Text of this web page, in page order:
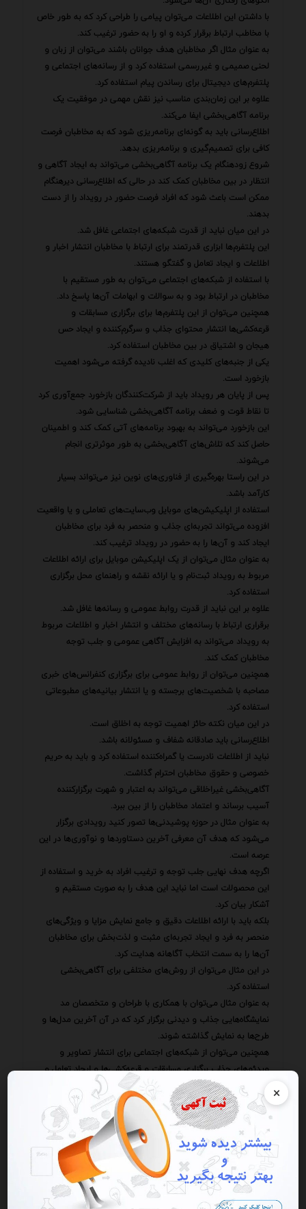
×
با داشتن این اطلاعات می‌توان پیامی را طراحی کرد که به طور خاص
با مخاطب ارتباط برقرار کرده و او را به حضور ترغیب کند.
به عنوان مثال اگر مخاطبان هدف جوانان باشند می‌توان از زبان و
لحنی صمیمی و غیررسمی استفاده کرد و از رسانه‌های اجتماعی و
پلتفرم‌های دیجیتال برای رساندن پیام استفاده کرد.
علاوه بر این زمان‌بندی مناسب نیز نقش مهمی در موفقیت یک
برنامه آگاهی‌بخشی ایفا می‌کند.
اطلاع‌رسانی باید به گونه‌ای برنامه‌ریزی شود که به مخاطبان فرصت
کافی برای تصمیم‌گیری و برنامه‌ریزی بدهد.
شروع زودهنگام یک برنامه آگاهی‌بخشی می‌تواند به ایجاد آگاهی و
انتظار در بین مخاطبان کمک کند در حالی که اطلاع‌رسانی دیرهنگام
ممکن است باعث شود که افراد فرصت حضور در رویداد را از دست
بدهند.
در این میان نباید از قدرت شبکه‌های اجتماعی غافل شد.
این پلتفرم‌ها ابزاری قدرتمند برای ارتباط با مخاطبان انتشار اخبار و
اطلاعات و ایجاد تعامل و گفتگو هستند.
با استفاده از شبکه‌های اجتماعی می‌توان به طور مستقیم با
مخاطبان در ارتباط بود و به سوالات و ابهامات آن‌ها پاسخ داد.
همچنین می‌توان از این پلتفرم‌ها برای برگزاری مسابقات و
قرعه‌کشی‌ها انتشار محتوای جذاب و سرگرم‌کننده و ایجاد حس
هیجان و اشتیاق در بین مخاطبان استفاده کرد.
یکی از جنبه‌های کلیدی که اغلب نادیده گرفته می‌شود اهمیت
بازخورد است.
پس از پایان هر رویداد باید از شرکت‌کنندگان بازخورد جمع‌آوری کرد
تا نقاط قوت و ضعف برنامه آگاهی‌بخشی شناسایی شود.
این بازخورد می‌تواند به بهبود برنامه‌های آتی کمک کند و اطمینان
حاصل کند که تلاش‌های آگاهی‌بخشی به طور موثرتری انجام
می‌شوند.
در این راستا بهره‌گیری از فناوری‌های نوین نیز می‌تواند بسیار
کارآمد باشد.
استفاده از اپلیکیشن‌های موبایل وب‌سایت‌های تعاملی و یا واقعیت
افزوده می‌تواند تجربه‌ای جذاب و منحصر به فرد برای مخاطبان
ایجاد کند و آن‌ها را به حضور در رویداد ترغیب کند.
به عنوان مثال می‌توان از یک اپلیکیشن موبایل برای ارائه اطلاعات
مربوط به رویداد ثبت‌نام و یا ارائه نقشه و راهنمای محل برگزاری
استفاده کرد.
علاوه بر این نباید از قدرت روابط عمومی و رسانه‌ها غافل شد.
برقراری ارتباط با رسانه‌های مختلف و انتشار اخبار و اطلاعات مربوط
به رویداد می‌تواند به افزایش آگاهی عمومی و جلب توجه
مخاطبان کمک کند.
همچنین می‌توان از روابط عمومی برای برگزاری کنفرانس‌های خبری
مصاحبه با شخصیت‌های برجسته و یا انتشار بیانیه‌های مطبوعاتی
استفاده کرد.
در این میان نکته حائز اهمیت توجه به اخلاق است.
اطلاع‌رسانی باید صادقانه شفاف و مسئولانه باشد.
نباید از اطلاعات نادرست یا گمراه‌کننده استفاده کرد و باید به حریم
خصوصی و حقوق مخاطبان احترام گذاشت.
آگاهی‌بخشی غیراخلاقی می‌تواند به اعتبار و شهرت برگزارکننده
آسیب برساند و اعتماد مخاطبان را از بین ببرد.
به عنوان مثال در حوزه پوشیدنی‌ها تصور کنید رویدادی برگزار
می‌شود که هدف آن معرفی آخرین دستاوردها و نوآوری‌ها در این
عرصه است.
اگرچه هدف نهایی جلب توجه و ترغیب افراد به خرید و استفاده از
این محصولات است اما نباید این هدف را به صورت مستقیم و
آشکار بیان کرد.
بلکه باید با ارائه اطلاعات دقیق و جامع نمایش مزایا و ویژگی‌های
منحصر به فرد و ایجاد تجربه‌ای مثبت و لذت‌بخش برای مخاطبان
آن‌ها را به سمت انتخاب آگاهانه هدایت کرد.
در این مثال می‌توان از روش‌های مختلفی برای آگاهی‌بخشی
استفاده کرد.
به عنوان مثال می‌توان با همکاری با طراحان و متخصصان مد
نمایشگاه‌هایی جذاب و دیدنی برگزار کرد که در آن آخرین مدل‌ها و
طرح‌ها به نمایش گذاشته شوند.
همچنین می‌توان از شبکه‌های اجتماعی برای انتشار تصاویر و
ویدئوهای جذاب برگزاری مسابقات و قرعه‌کشی‌ها و ایجاد تعامل و
گفتگو با مخاطبان استفاده کرد.
علاوه بر این می‌توان با برگزاری کارگاه‌ها و سمینارهای آموزشی
اطلاعات مفیدی در مورد نحوه انتخاب و استفاده از این محصولات
ارائه داد.
این کارگاه‌ها می‌توانند به مخاطبان کمک کنند تا نیازها و
خواسته‌های خود را بهتر بشناسند و محصولاتی را انتخاب کنند که
به بهترین شکل پاسخگوی این نیازها باشند.
باید به این نکته توجه داشت که آگاهی‌بخشی یک فرآیند مستمر و